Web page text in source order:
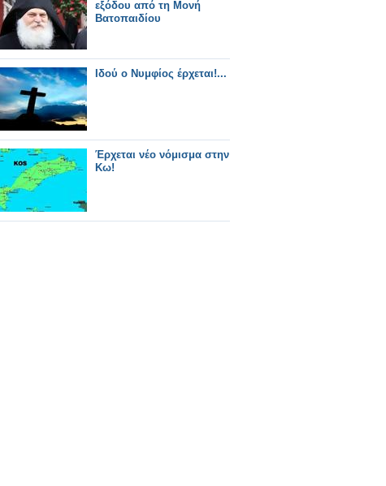
εξόδου από τη Μονή
Βατοπαιδίου
Ιδού ο Νυμφίος έρχεται!...
Έρχεται νέο νόμισμα στην
Κω!